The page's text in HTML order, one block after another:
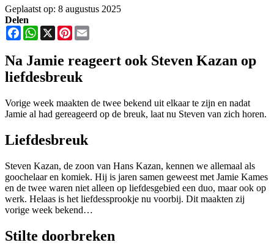
Geplaatst op: 8 augustus 2025
Delen
FacebookWhatsApp
X Pinterest
Na Jamie reageert ook Steven Kazan op
liefdesbreuk
Vorige week maakten de twee bekend uit elkaar te zijn en nadat
Jamie al had gereageerd op de breuk, laat nu Steven van zich horen.
Liefdesbreuk
Steven Kazan, de zoon van Hans Kazan, kennen we allemaal als
goochelaar en komiek. Hij is jaren samen geweest met Jamie Kames
en de twee waren niet alleen op liefdesgebied een duo, maar ook op
werk. Helaas is het liefdessprookje nu voorbij. Dit maakten zij
vorige week bekend…
Stilte doorbreken